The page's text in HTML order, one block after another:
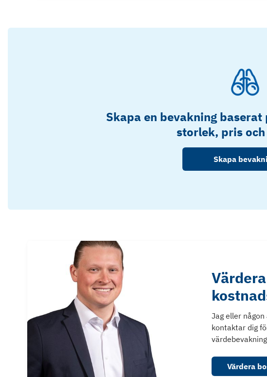
Skapa en bevakning
storlek, pris
Skapa
Jag eller
kontaktar dig
Värdera